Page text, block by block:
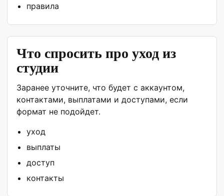
правила
Что спросить про уход из
студии
Заранее уточните, что будет с аккаунтом,
контактами, выплатами и доступами, если
формат не подойдет.
уход
выплаты
доступ
контакты